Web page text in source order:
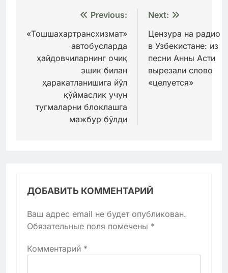
Навигация
по
записям
Previous:
«Тошшахартрансхизмат»
автобусларда
ҳайдовчиларнинг очиқ
эшик билан
ҳаракатланишига йўл
қўймаслик учун
тугмаларни блоклашга
мажбур бўлди
Next:
Цензура на радио
в Узбекистане: из
песни Анны Асти
вырезали слово
«целуется»
ДОБАВИТЬ КОММЕНТАРИЙ
Ваш адрес email не будет опубликован.
Обязательные поля помечены *
Комментарий *